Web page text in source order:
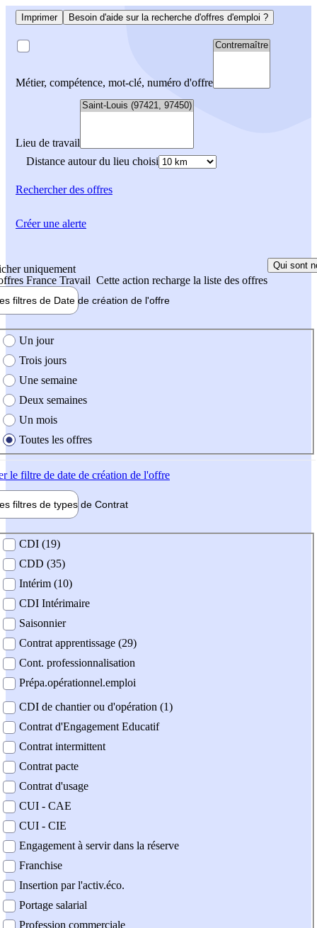
Imprimer Besoin d'aide sur la recherche d'offres d'emploi ?
Métier, compétence, mot-clé, numéro d'offre
Lieu de travail
Distance autour du lieu choisi
Rechercherdes offres
uniquement
France Travail Cette action recharge la liste des offres
Qui sont
filtres de Date de création de l'offre
création de l'offre
Un jour
Trois jours
Une semaine
Deux semaines
Un mois
Toutes les offres
le filtre de date de création de l'offre
filtres de types de Contrat
contrat
CDI (19)
CDD (35)
Intérim (10)
CDI Intérimaire
Saisonnier
Contrat apprentissage (29)
Cont. professionnalisation
Prépa.opérationnel.emploi
CDI de chantier ou d'opération (1)
Contrat d'Engagement Educatif
Contrat intermittent
Contrat pacte
Contrat d'usage
CUI - CAE
CUI - CIE
Engagement à servir dans la réserve
Franchise
Insertion par l'activ.éco.
Portage salarial
Profession commerciale
Créer une alerte